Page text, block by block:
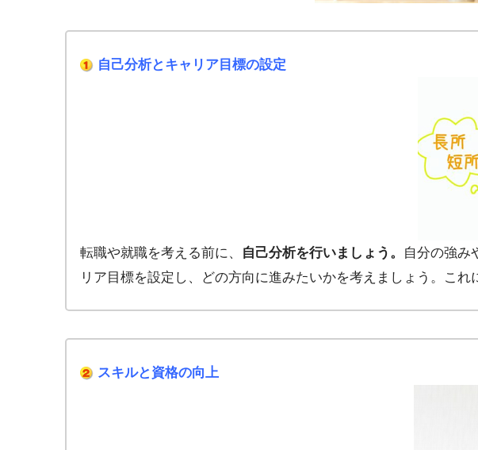
自己分析とキャリア目標の設定
転職や就職を考える前に、 自己分析を行いましょう。 自分の強み
リア目標を設定し、どの方向に進みたいかを考えましょう。こ
スキルと資格の向上